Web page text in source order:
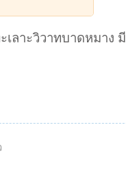
ลาะวิวาทบาดหมาง